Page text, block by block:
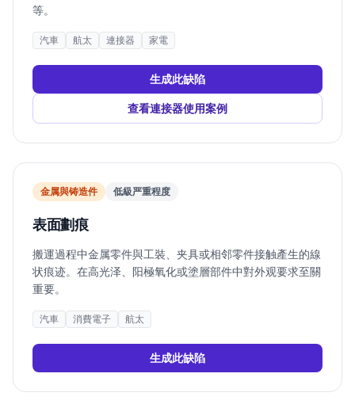
等。
汽車 航太 連接器 家電
生成此缺陷
查看連接器使用案例
金属與铸造件 低級严重程度
表面劃痕
搬運過程中金属零件與工裝、夹具或相邻零件接触產生的線
状痕迹。在高光泽、阳極氧化或塗層部件中對外观要求至關
重要。
汽車 消費電子 航太
生成此缺陷